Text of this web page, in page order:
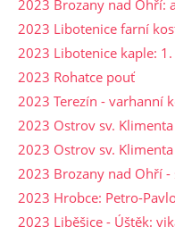
2023 Brozany nad Ohří:
2023 Libotenice farní
2023 Libotenice kaple:
2023 Rohatce pouť
2023 Terezín - varhanní
2023 Ostrov sv.
2023 Ostrov sv.
2023 Brozany nad Ohří -
2023 Hrobce: Petro-
2023 Liběšice - Úštěk: